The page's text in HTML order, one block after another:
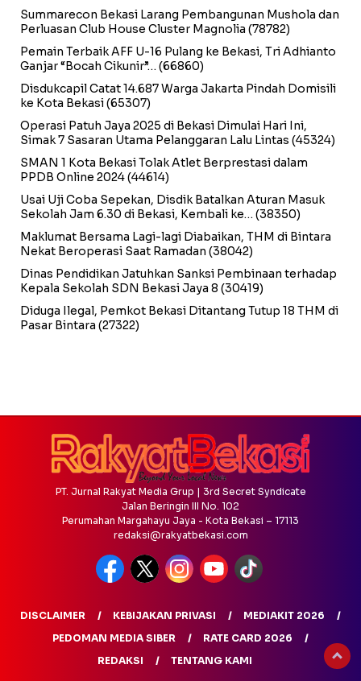
Summarecon Bekasi Larang Pembangunan Mushola dan
Perluasan Club House Cluster Magnolia (78782)
Pemain Terbaik AFF U-16 Pulang ke Bekasi, Tri Adhianto
Ganjar “Bocah Cikunir”… (66860)
Disdukcapil Catat 14.687 Warga Jakarta Pindah Domisili
ke Kota Bekasi(65307)
Operasi Patuh Jaya 2025 di Bekasi Dimulai Hari Ini,
Simak 7 Sasaran Utama Pelanggaran Lalu Lintas (45324)
SMAN 1 Kota Bekasi Tolak Atlet Berprestasi dalam
PPDB Online 2024(44614)
Usai Uji Coba Sepekan, Disdik Batalkan Aturan Masuk
Sekolah Jam 6.30 di Bekasi, Kembali ke… (38350)
Maklumat Bersama Lagi-lagi Diabaikan, THM di Bintara
Nekat Beroperasi Saat Ramadan (38042)
Dinas Pendidikan Jatuhkan Sanksi Pembinaan terhadap
Kepala Sekolah SDN Bekasi Jaya 8 (30419)
Diduga Ilegal, Pemkot Bekasi Ditantang Tutup 18 THM di
Pasar Bintara (27322)
PT. Jurnal Rakyat Media Grup | 3rd Secret Syndicate
Jalan Beringin III No. 102
Perumahan Margahayu Jaya - Kota Bekasi – 17113
redaksi@rakyatbekasi.com
DISCLAIMER KEBIJAKAN PRIVASI
MEDIAKIT 2026
PEDOMAN MEDIA SIBER
RATE CARD 2026
REDAKSI
TENTANG KAMI